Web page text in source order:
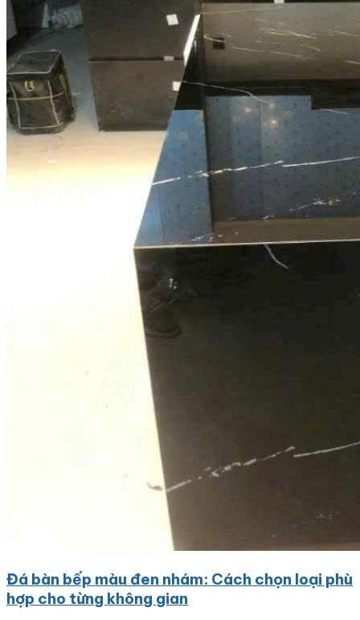
0
Giỏ hàng
Chưa có sản phẩm trong giỏ hàng.
Đá bàn bếp màu đen nhám: Cách chọn loại phù
hợp cho từng không gian